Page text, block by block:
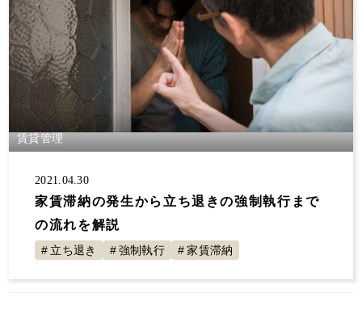
家賃滞納
賃貸管理
2021.04.30
家賃滞納の発生から立ち退きの強制執行まで
の流れを解説
立ち退き 強制執行 家賃滞納